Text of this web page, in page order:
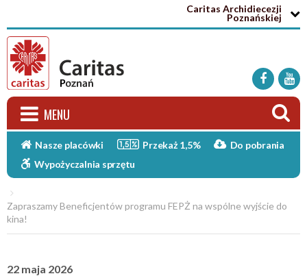
Caritas Archidiecezji
Poznańskiej 



 MENU
Nasze placówki Przekaż 1,5% Do pobrania
 Wypożyczalnia sprzętu

Zapraszamy Beneficjentów programu FEPŻ na wspólne wyjście do
kina!
22 maja 2026